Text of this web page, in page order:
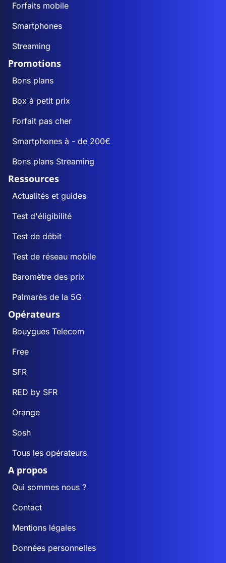
Forfaits mobile
Smartphones
Streaming
Promotions
Bons plans
Box à petit prix
Forfait pas cher
Smartphones à - de 200€
Bons plans Streaming
Ressources
Actualités et guides
Test d'éligibilité
Test de débit
Test de réseau mobile
Baromètre des prix
Palmarès de la 5G
Opérateurs
Bouygues Telecom
Free
SFR
RED by SFR
Orange
Sosh
Tous les opérateurs
A propos
Qui sommes nous ?
Contact
Mentions légales
Données personnelles